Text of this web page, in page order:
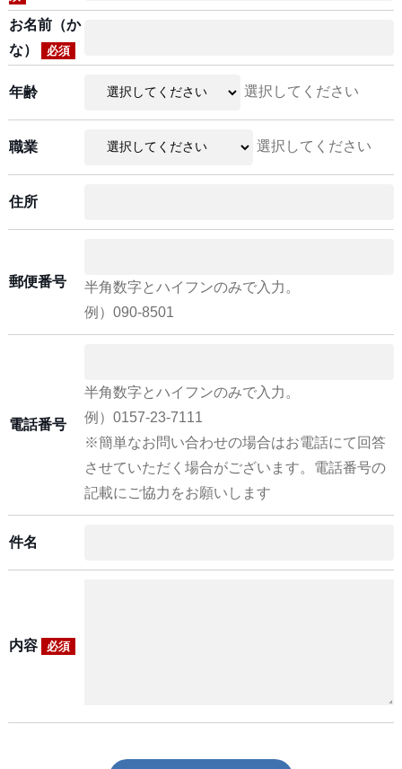
お名前（か
な）
必須
年齢 選択してください
職業 選択してください
住所
郵便番号
半角数字とハイフンのみで入力。
例）090-8501
電話番号
半角数字とハイフンのみで入力。
例）0157-23-7111
※簡単なお問い合わせの場合はお電話にて回答
させていただく場合がございます。電話番号の
記載にご協力をお願いします
件名
内容 必須